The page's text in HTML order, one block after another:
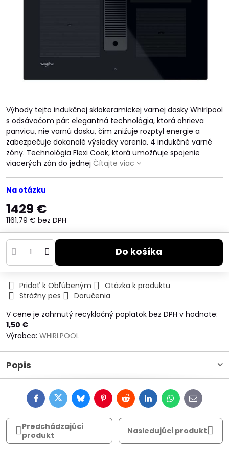
Výhody tejto indukčnej sklokeramickej varnej dosky Whirlpool
s odsávačom pár: elegantná technológia, ktorá ohrieva
panvicu, nie varnú dosku, čím znižuje rozptyl energie a
zabezpečuje dokonalé výsledky varenia. 4 indukčné varné
zóny. Technológia Flexi Cook, ktorá umožňuje spojenie
viacerých zón do jednej Čítajte viac
Na otázku
1429 €
1161,79 € bez DPH
Do košíka
Pridať k Obľúbeným
Otázka k produktu
Strážny pes
Doručenia
V cene je zahrnutý recyklačný poplatok bez DPH v hodnote:
1,50 €
Výrobca: WHIRLPOOL
Popis
FacebookTwitterBlueskyPinterestRedditLinkedInWhatsApp
E-
mail
Predchádzajúci
produkt
Nasledujúci produkt